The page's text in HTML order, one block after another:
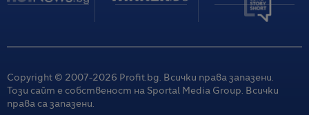
Copyright © 2007-2026 Profit.bg. Всички права запазени.
Този сайт е собственост на Sportal Media Group. Всички
права са запазени.